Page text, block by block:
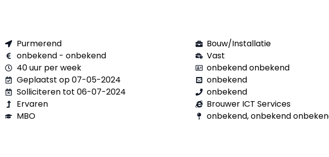
Purmerend
onbekend - onbekend
40 uur per week
Geplaatst op 07-05-2024
Solliciteren tot 06-07-2024
Ervaren
MBO
Bouw/Installatie
Vast
onbekend onbekend
onbekend
onbekend
Brouwer ICT Services
onbekend, onbekend